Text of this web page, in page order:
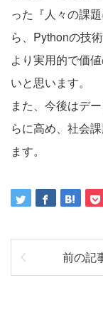
った『人々の課
ら、Pythonの技
より実用的で価
いと思います。
また、今後はデ
らに高め、社会
ます。
前の記